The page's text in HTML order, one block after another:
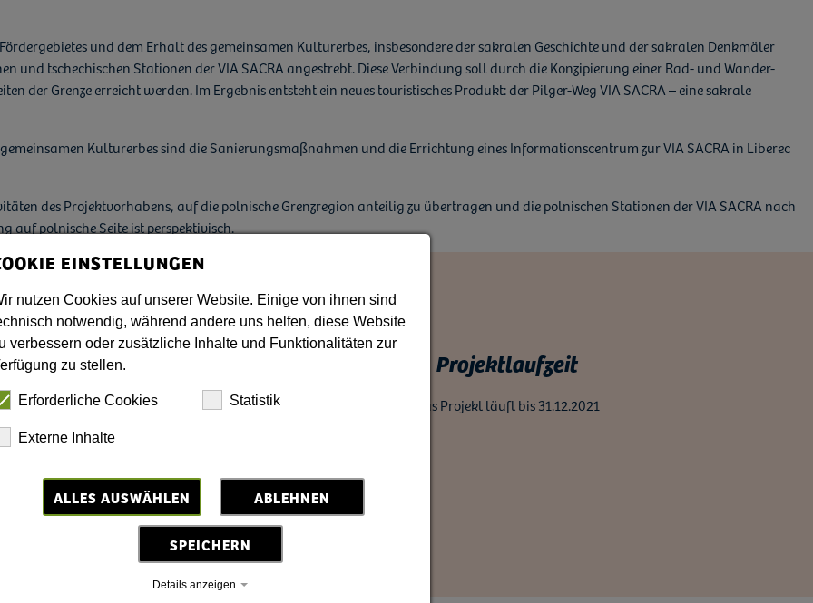
und dem Erhalt des gemeinsamen Kulturerbes, insbesondere der sakralen Geschichte und der sakralen Denkmäler
und tschechischen Stationen der VIA SACRA angestrebt. Diese Verbindung soll durch die Konzipierung einer Rad- und Wander-
der Grenze erreicht werden. Im Ergebnis entsteht ein neues touristisches Produkt: der Pilger-Weg VIA SACRA – eine sakrale
Kulturerbes sind die Sanierungsmaßnahmen und die Errichtung eines Informationscentrum zur VIA SACRA in Liberec
des Projektvorhabens, auf die polnische Grenzregion anteilig zu übertragen und die polnischen Stationen der VIA SACRA nach
auf polnische Seite ist perspektivisch.
Sacra
(Leadpartner)
Projektlaufzeit
Das Projekt läuft bis 31.12.2021
EINSTELLUNGEN
nutzen Cookies auf unserer Website. Einige von ihnen sind
notwendig, während andere uns helfen, diese Website
verbessern oder zusätzliche Inhalte und Funktionalitäten zur
zu stellen.
Erforderliche Cookies Statistik
Externe Inhalte
ALLES AUSWÄHLEN ABLEHNEN
SPEICHERN
Details anzeigen